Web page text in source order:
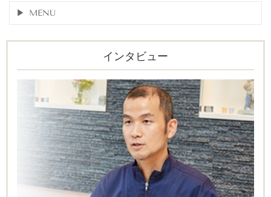
MENU
インタビュー